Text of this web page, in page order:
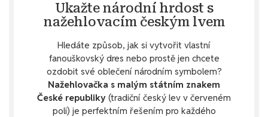
Ukažte národní hrdost s
nažehlovacím českým lvem
Hledáte způsob, jak si vytvořit vlastní
fanouškovský dres nebo prostě jen chcete
ozdobit své oblečení národním symbolem?
Nažehlovačka s malým státním znakem
České republiky (tradiční český lev v červeném
poli) je perfektním řešením pro každého